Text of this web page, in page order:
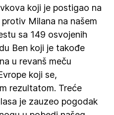
koji je postigao na
Milana na našem
sa 149 osvojenih
Ben koji je takođe
u revanš meču
koji se,
rezultatom. Treće
je zauzeo pogodak